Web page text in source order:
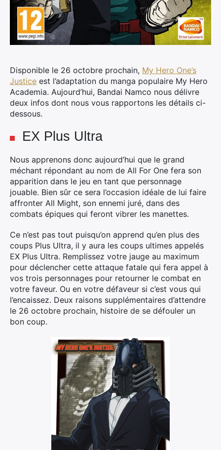
Disponible le 26 octobre prochain, My Hero One’s
Justice est l’adaptation du manga populaire My Hero
Academia. Aujourd’hui, Bandai Namco nous délivre
deux infos dont nous vous rapportons les détails ci-
dessous.
EX Plus Ultra
Nous apprenons donc aujourd’hui que le grand
méchant répondant au nom de All For One fera son
apparition dans le jeu en tant que personnage
jouable. Bien sûr ce sera l’occasion idéale de lui faire
affronter All Might, son ennemi juré, dans des
combats épiques qui feront vibrer les manettes.
Ce n’est pas tout puisqu’on apprend qu’en plus des
coups Plus Ultra, il y aura les coups ultimes appelés
EX Plus Ultra. Remplissez votre jauge au maximum
pour déclencher cette attaque fatale qui fera appel à
vos trois personnages pour retourner le combat en
votre faveur. Ou en votre défaveur si c’est vous qui
l’encaissez. Deux raisons supplémentaires d’attendre
le 26 octobre prochain, histoire de se défouler un
bon coup.